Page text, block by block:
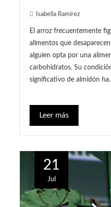
Isabella Ramírez
El arroz frecuentemente
alimentos que
alguien opta por una
carbohidratos. Su
significativo de almidón
Leer más
21
Jul